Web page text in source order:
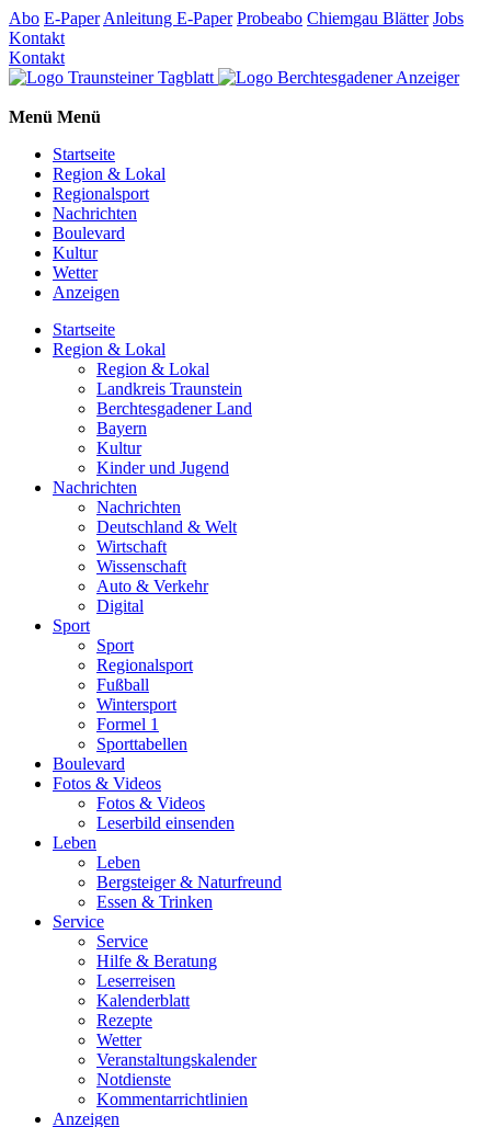
Abo E-Paper Anleitung E-Paper Probeabo Chiemgau Blätter Jobs
Kontakt
Kontakt
Menü Menü
Startseite
Region & Lokal
Regionalsport
Nachrichten
Boulevard
Kultur
Wetter
Anzeigen
Startseite
Region & Lokal
Region & Lokal
Landkreis Traunstein
Berchtesgadener Land
Bayern
Kultur
Kinder und Jugend
Nachrichten
Nachrichten
Deutschland & Welt
Wirtschaft
Wissenschaft
Auto & Verkehr
Digital
Sport
Sport
Regionalsport
Fußball
Wintersport
Formel 1
Sporttabellen
Boulevard
Fotos & Videos
Fotos & Videos
Leserbild einsenden
Leben
Leben
Bergsteiger & Naturfreund
Essen & Trinken
Service
Service
Hilfe & Beratung
Leserreisen
Kalenderblatt
Rezepte
Wetter
Veranstaltungskalender
Notdienste
Kommentarrichtlinien
Anzeigen